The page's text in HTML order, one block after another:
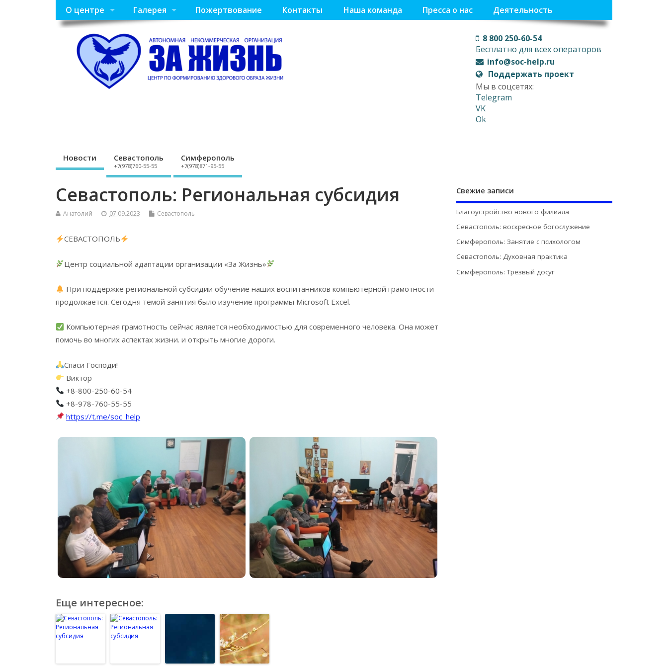
О центре Галерея Пожертвование Контакты Наша команда Пресса о нас Деятельность
8 800 250-60-54
Бесплатно для всех операторов
info@soc-help.ru
Поддержать проект
Мы в соцсетях:
Telegram
VK
Ok
Новости Севастополь
+7(978)760-55-55
Симферополь
+7(978)871-95-55
Севастополь: Региональная субсидия
Анатолий 07.09.2023 Севастополь
СЕВАСТОПОЛЬ
Центр социальной адаптации организации «За Жизнь»
При поддержке региональной субсидии обучение наших воспитанников компьютерной грамотности
продолжается. Сегодня темой занятия было изучение программы Microsoft Excel.
Компьютерная грамотность сейчас является необходимостью для современного человека. Она может
помочь во многих аспектах жизни. и открыть многие дороги.
Спаси Господи!
Виктор
+8-800-250-60-54
+8-978-760-55-55
https://t.me/soc_help
Еще интересное:
Свежие записи
Благоустройство нового филиала
Севастополь: воскресное богослужение
Симферополь: Занятие с психологом
Севастополь: Духовная практика
Симферополь: Трезвый досуг